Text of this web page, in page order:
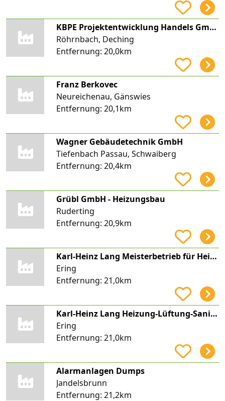
KBPE Projektentwicklung Handels GmbH & Co. KG
Röhrnbach, Deching
Entfernung: 20,0km
Franz Berkovec
Neureichenau, Gänswies
Entfernung: 20,1km
Wagner Gebäudetechnik GmbH
Tiefenbach Passau, Schwaiberg
Entfernung: 20,4km
Grübl GmbH - Heizungsbau
Ruderting
Entfernung: 20,9km
Karl-Heinz Lang Meisterbetrieb für Heizungstechnik
Ering
Entfernung: 21,0km
Karl-Heinz Lang Heizung-Lüftung-Sanitär
Ering
Entfernung: 21,0km
Alarmanlagen Dumps
Jandelsbrunn
Entfernung: 21,2km